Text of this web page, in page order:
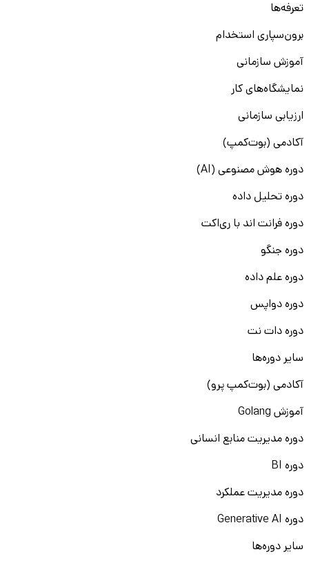
تعرفه‌ها
برون‌سپاری استخدام
آموزش سازمانی
نمایشگاه‌های کار
ارزیابی سازمانی
آکادمی (بوت‌کمپ)
دوره هوش مصنوعی (AI)
دوره تحلیل داده
دوره فرانت اند با ری‌اکت
دوره جنگو
دوره علم داده
دوره دواپس
دوره دات نت
سایر دوره‌ها
آکادمی (بوت‌کمپ پرو)
آموزش Golang
دوره مدیریت منابع انسانی
دوره BI
دوره مدیریت عملکرد
دوره Generative AI
سایر دوره‌ها